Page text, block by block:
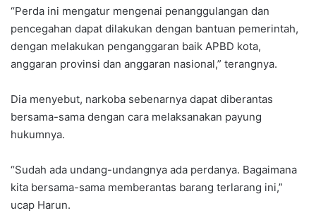
“Perda ini mengatur mengenai penanggulangan dan
pencegahan dapat dilakukan dengan bantuan pemerintah,
dengan melakukan penganggaran baik APBD kota,
anggaran provinsi dan anggaran nasional,” terangnya.
Dia menyebut, narkoba sebenarnya dapat diberantas
bersama-sama dengan cara melaksanakan payung
hukumnya.
“Sudah ada undang-undangnya ada perdanya. Bagaimana
kita bersama-sama memberantas barang terlarang ini,”
ucap Harun.